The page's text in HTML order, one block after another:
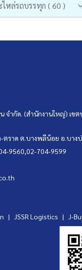
หล่รถบรรทุก ( 60 )
จำกัด. (สำนักงานใหญ่) เข
ตราด ต.บางพลีน้อย อ.บาง
9560,02-704-9599
| JSSR Logistics | J-